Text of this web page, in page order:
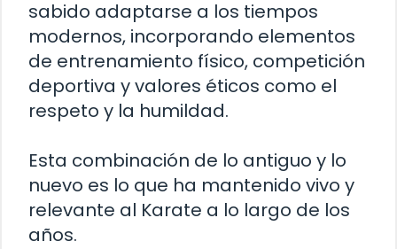
sabido adaptarse a los tiempos
modernos, incorporando elementos
de entrenamiento físico, competición
deportiva y valores éticos como el
respeto y la humildad.
Esta combinación de lo antiguo y lo
nuevo es lo que ha mantenido vivo y
relevante al Karate a lo largo de los
años.